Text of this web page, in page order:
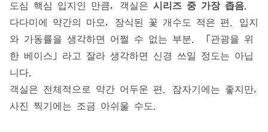
도심 핵심 입지인 만큼, 객실은 시리즈 중 가장 좁음
다다미에 약간의 마모, 장식된 꽃 개수도 적은 편. 입지
와 가동률을 생각하면 어쩔 수 없는 부분. 「관광을 위
한 베이스」라고 잘라 생각하면 신경 쓰일 정도는 아닙
니다.
객실은 전체적으로 약간 어두운 편. 잠자기에는 좋지만,
사진 찍기에는 조금 아쉬울 수도.